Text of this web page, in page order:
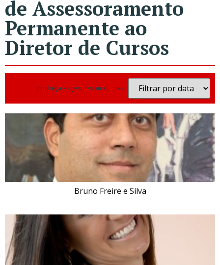
de Assessoramento
Permanente ao
Diretor de Cursos
Conheça as gestões anteriores
Bruno Freire e Silva